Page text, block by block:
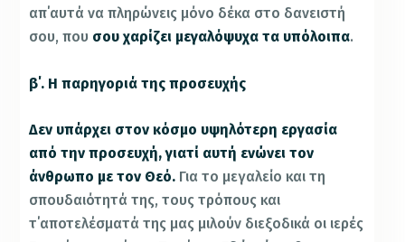
απ΄αυτά να πληρώνεις μόνο δέκα στο δανειστή
σου, που σου χαρίζει μεγαλόψυχα τα υπόλοιπα.
β΄. Η παρηγοριά της προσευχής
Δεν υπάρχει στον κόσμο υψηλότερη εργασία
από την προσευχή, γιατί αυτή ενώνει τον
άνθρωπο με τον Θεό. Για το μεγαλείο και τη
σπουδαιότητά της, τους τρόπους και
τ΄αποτελέσματά της μας μιλούν διεξοδικά οι ιερές